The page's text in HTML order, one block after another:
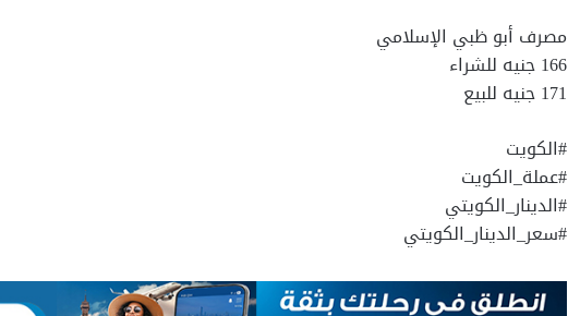
مصرف أبو ظبي الإسلامي
166 جنيه للشراء
171 جنيه للبيع
#الكويت
#عملة_الكويت
#الدينار_الكويتي
#سعر_الدينار_الكويتي